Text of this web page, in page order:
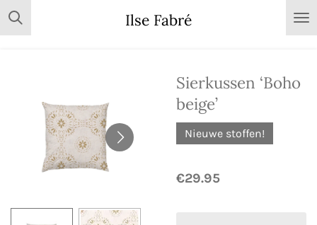
Skip
to
Ilse Fabré
Sierkussen ‘Boho
beige’
Nieuwe stoffen!
€29.95